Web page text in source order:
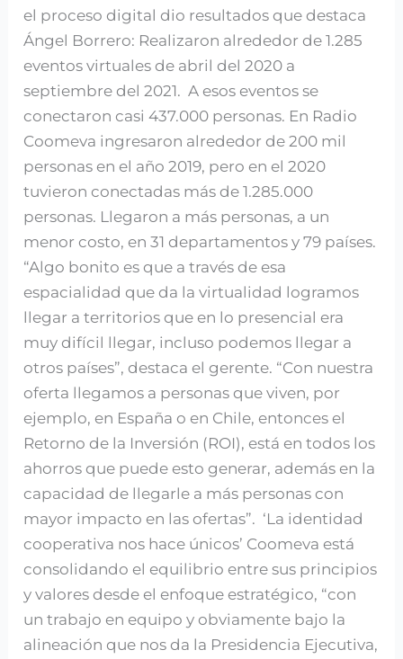
el proceso digital dio resultados que destaca
Ángel Borrero: Realizaron alrededor de 1.285
eventos virtuales de abril del 2020 a
septiembre del 2021. A esos eventos se
conectaron casi 437.000 personas. En Radio
Coomeva ingresaron alrededor de 200 mil
personas en el año 2019, pero en el 2020
tuvieron conectadas más de 1.285.000
personas. Llegaron a más personas, a un
menor costo, en 31 departamentos y 79 países.
“Algo bonito es que a través de esa
espacialidad que da la virtualidad logramos
llegar a territorios que en lo presencial era
muy difícil llegar, incluso podemos llegar a
otros países”, destaca el gerente. “Con nuestra
oferta llegamos a personas que viven, por
ejemplo, en España o en Chile, entonces el
Retorno de la Inversión (ROI), está en todos los
ahorros que puede esto generar, además en la
capacidad de llegarle a más personas con
mayor impacto en las ofertas”. ‘La identidad
cooperativa nos hace únicos’ Coomeva está
consolidando el equilibrio entre sus principios
y valores desde el enfoque estratégico, “con
un trabajo en equipo y obviamente bajo la
alineación que nos da la Presidencia Ejecutiva,